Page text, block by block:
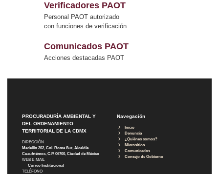
Verificadores PAOT
Personal PAOT autorizado
con funciones de verificación
Comunicados PAOT
Acciones destacadas PAOT
PROCURADURÍA AMBIENTAL Y
DEL ORDENAMIENTO
TERRITORIAL DE LA CDMX
DIRECCIÓN
Medellín 202, Col. Roma Sur, Alcaldía
Cuauhtémoc, C.P. 06700, Ciudad de México
WEB E-MAIL
Correo Institucional
TELÉFONO
Navegación
Inicio
Denuncia
¿Quiénes somos?
Micrositios
Comunicados
Consejo de Gobierno